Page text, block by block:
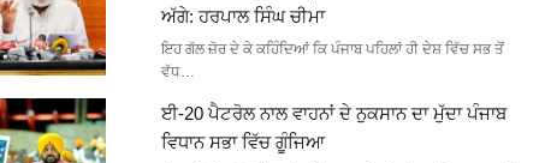
ਅੱਗੇ: ਹਰਪਾਲ ਸਿੰਘ ਚੀਮਾ
ਇਹ ਗੱਲ ਜ਼ੋਰ ਦੇ ਕੇ ਕਹਿੰਦਿਆਂ ਕਿ ਪੰਜਾਬ ਪਹਿਲਾਂ ਹੀ ਦੇਸ਼ ਵਿੱਚ ਸਭ ਤੋਂ
ਵੱਧ…
ਈ-20 ਪੈਟਰੋਲ ਨਾਲ ਵਾਹਨਾਂ ਦੇ ਨੁਕਸਾਨ ਦਾ ਮੁੱਦਾ ਪੰਜਾਬ
ਵਿਧਾਨ ਸਭਾ ਵਿੱਚ ਗੂੰਜਿਆ